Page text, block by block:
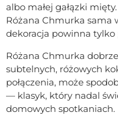
albo małej gałązki
Różana Chmurka sama
dekoracja powinna tylko
Różana Chmurka
subtelnych, różowych
połączenia, może
— klasyk, który nadal
domowych spotkaniach.